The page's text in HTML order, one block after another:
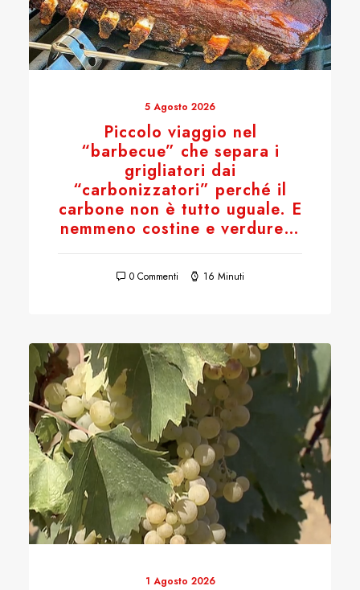
5 Agosto 2026
Piccolo viaggio nel
“barbecue” che separa i
grigliatori dai
“carbonizzatori” perché il
carbone non è tutto uguale. E
nemmeno costine e verdure…
0 Commenti 16 Minuti
1 Agosto 2026